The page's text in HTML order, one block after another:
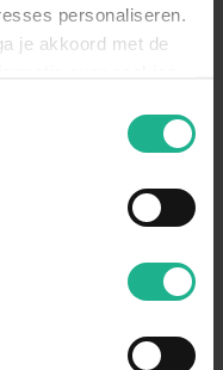
personaliseren.
je akkoord met de
kamerplanten
Afrika en brengen
mee. In Nederland
bloeiende
Strelitzia
schitterend in huis en
in jouw zoektocht